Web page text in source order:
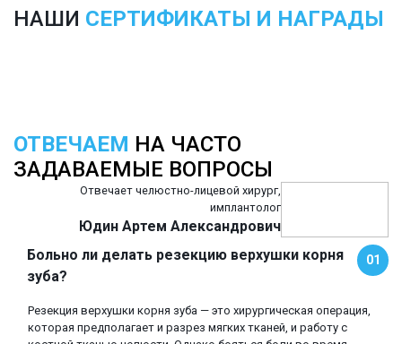
НАШИ СЕРТИФИКАТЫ И НАГРАДЫ
ОТВЕЧАЕМ НА ЧАСТО
ЗАДАВАЕМЫЕ ВОПРОСЫ
Отвечает челюстно-лицевой хирург,
имплантолог
Юдин Артем Александрович
Больно ли делать резекцию верхушки корня
зуба?
01
Резекция верхушки корня зуба — это хирургическая операция,
которая предполагает и разрез мягких тканей, и работу с